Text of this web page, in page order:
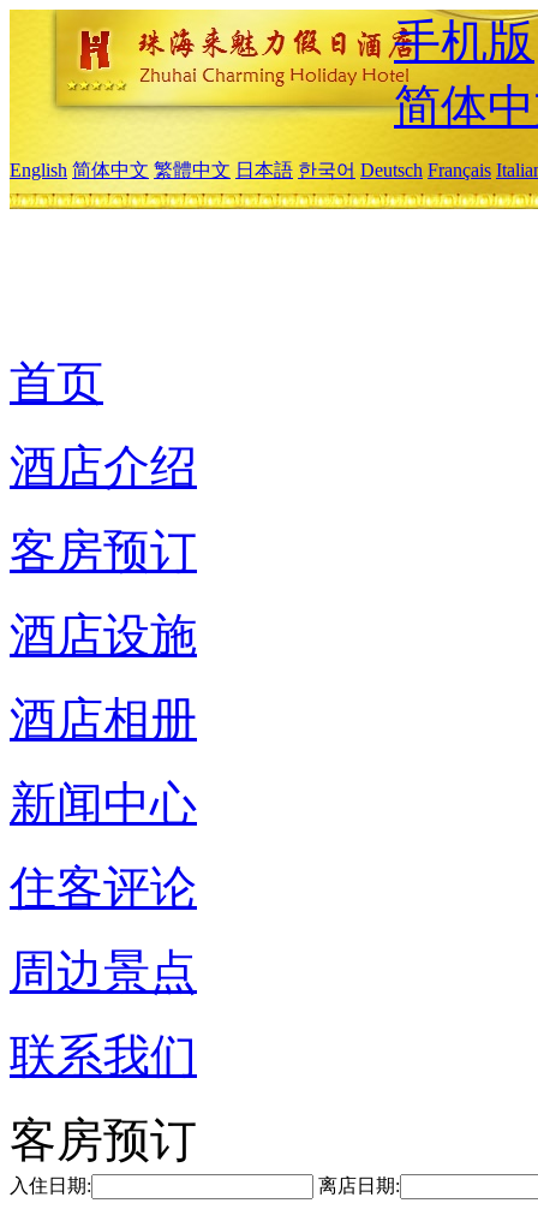
手机版
简体
English 简体中文 繁體中文 日本語 한국어 Deutsch Français
首页
酒店介绍
客房预订
酒店设施
酒店相册
新闻中心
住客评论
周边景点
联系我们
客房预订
入住日期: 离店日期: